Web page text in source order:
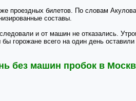
проездных билетов. По словам
составы.
и от машин не отказались.
горожане всего на один день
без машин пробок в